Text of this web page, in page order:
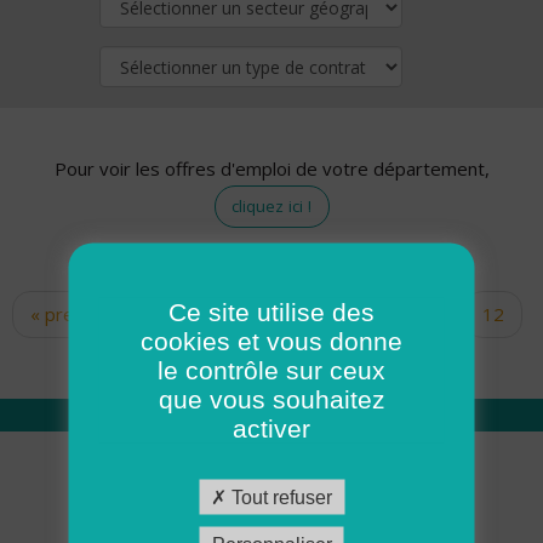
Pour voir les offres d'emploi de votre département,
cliquez ici !
Pages
« premier ‹ précédent … 10
12
14 15 16 17
Qui sommes nous
Académie ADMR
Ce site utilise des
cookies et vous donne
le contrôle sur ceux
que vous souhaitez
activer
Tout refuser